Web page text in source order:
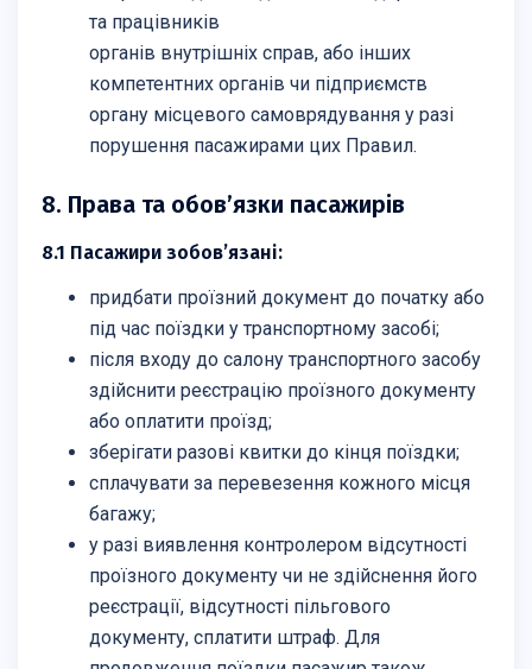
та працівників
органів внутрішніх справ, або інших
компетентних органів чи підприємств
органу місцевого самоврядування у разі
порушення пасажирами цих Правил.
8. Права та обов’язки пасажирів
8.1 Пасажири зобов’язані:
придбати проїзний документ до початку або
під час поїздки у транспортному засобі;
після входу до салону транспортного засобу
здійснити реєстрацію проїзного документу
або оплатити проїзд;
зберігати разові квитки до кінця поїздки;
сплачувати за перевезення кожного місця
багажу;
у разі виявлення контролером відсутності
проїзного документу чи не здійснення його
реєстрації, відсутності пільгового
документу, сплатити штраф. Для